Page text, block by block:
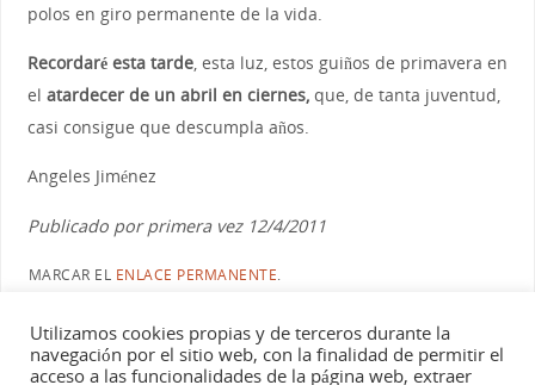
polos en giro permanente de la vida.
Recordaré esta tarde, esta luz, estos guiños de primavera en
el atardecer de un abril en ciernes,que, de tanta juventud,
casi consigue que descumpla años.
Angeles Jiménez
Publicado por primera vez 12/4/2011
MARCAR EL ENLACE PERMANENTE.
«No los merecemos, ¿o sí? ¿Síndrome del qué?»
Utilizamos cookies propias y de terceros durante la
navegación por el sitio web, con la finalidad de permitir el
acceso a las funcionalidades de la página web, extraer